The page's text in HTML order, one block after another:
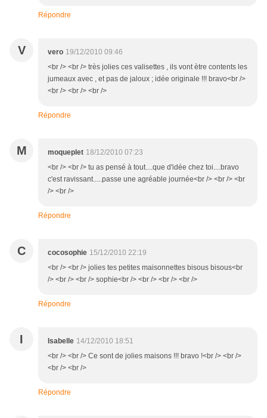
Répondre
V vero 19/12/2010 09:46
<br /> <br /> très jolies ces valisettes , ils vont ètre contents les
jumeaux avec , et pas de jaloux ; idée originale !!! bravo<br />
<br /> <br /> <br />
Répondre
M moqueplet 18/12/2010 07:23
<br /> <br /> tu as pensé à tout....que d'idée chez toi....bravo
c'est ravissant.....passe une agréable journée<br /> <br /> <br
/> <br />
Répondre
C cocosophie 15/12/2010 22:19
<br /> <br /> jolies tes petites maisonnettes bisous bisous<br
/> <br /> <br /> sophie<br /> <br /> <br /> <br />
Répondre
I Isabelle 14/12/2010 18:51
<br /> <br /> Ce sont de jolies maisons !!! bravo !<br /> <br />
<br /> <br />
Répondre